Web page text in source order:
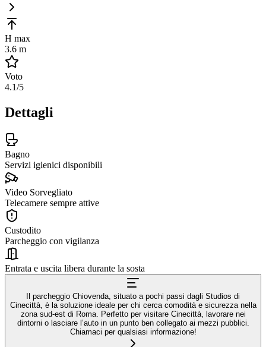
H max
3.6 m
Voto
4.1/5
Dettagli
Bagno
Servizi igienici disponibili
Video Sorvegliato
Telecamere sempre attive
Custodito
Parcheggio con vigilanza
Entrata e uscita libera durante la sosta
Il parcheggio Chiovenda, situato a pochi passi dagli Studios di
Cinecittà, è la soluzione ideale per chi cerca comodità e sicurezza nella
zona sud-est di Roma. Perfetto per visitare Cinecittà, lavorare nei
dintorni o lasciare l’auto in un punto ben collegato ai mezzi pubblici.
Chiamaci per qualsiasi informazione!